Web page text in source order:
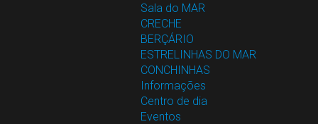
Sala do MAR
CRECHE
BERÇÁRIO
ESTRELINHAS DO MAR
CONCHINHAS
Informações
Centro de dia
Eventos